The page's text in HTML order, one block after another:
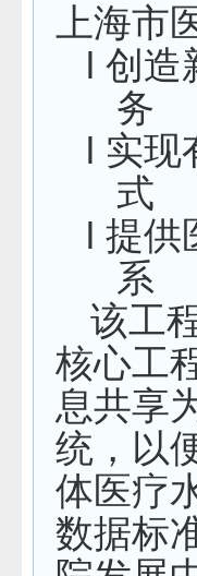
上海市
l 创造
务
l 实现
式
l 提供
系
该工
核心工
息共享
统，以
体医疗
数据标